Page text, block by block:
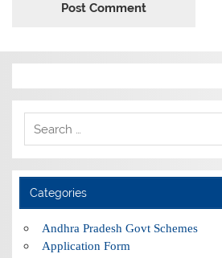
Categories
Andhra Pradesh Govt Schemes
Application Form